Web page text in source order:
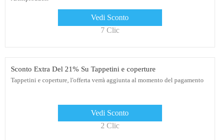
Vedi Sconto
7 Clic
Sconto Extra Del 21% Su Tappetini e coperture
Tappetini e coperture, l'offerta verrà aggiunta al momento del pagamento
Vedi Sconto
2 Clic